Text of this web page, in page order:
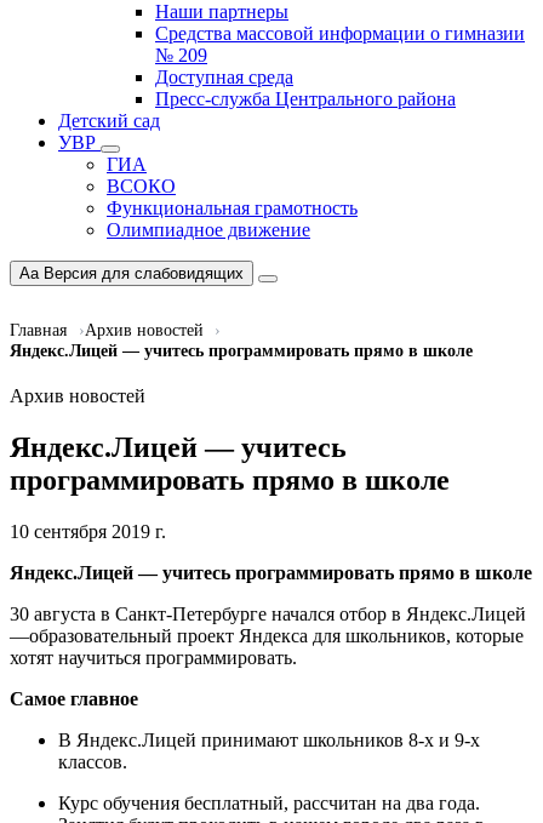
Наши партнеры
Средства массовой информации о гимназии
№ 209
Доступная среда
Пресс-служба Центрального района
Детский сад
УВР
ГИА
ВСОКО
Функциональная грамотность
Олимпиадное движение
Aa Версия для слабовидящих
Главная
Архив новостей
Яндекс.Лицей — учитесь программировать прямо в школе
Архив новостей
Яндекс.Лицей — учитесь
программировать прямо в школе
10 сентября 2019 г.
Яндекс.Лицей — учитесь программировать прямо в школе
30 августа в Санкт-Петербурге начался отбор в Яндекс.Лицей
—образовательный проект Яндекса для школьников, которые
хотят научиться программировать.
Самое главное
В Яндекс.Лицей принимают школьников 8-х и 9-х
классов.
Курс обучения бесплатный, рассчитан на два года.